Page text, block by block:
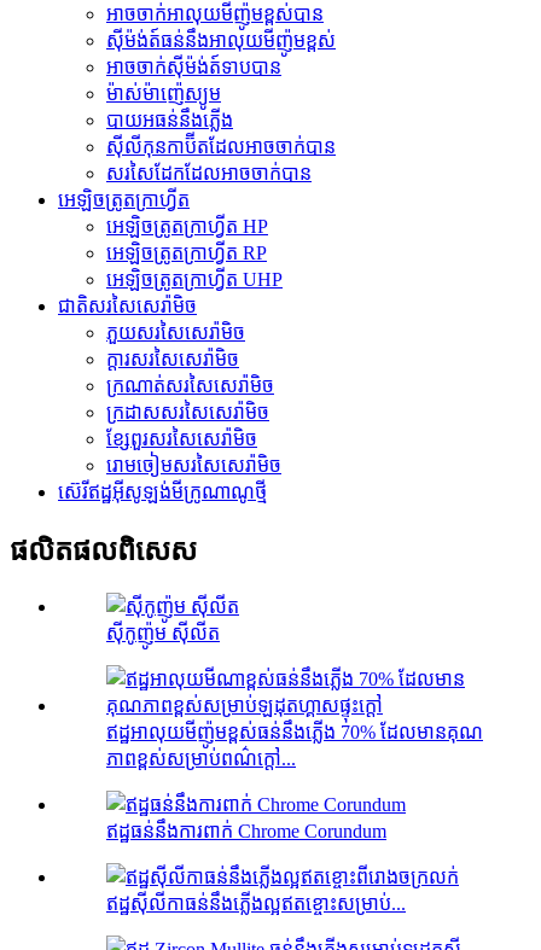
អាច​ចាក់​អាលុយមីញ៉ូម​ខ្ពស់​បាន
ស៊ីម៉ង់ត៍ធន់នឹងអាលុយមីញ៉ូមខ្ពស់
អាចចាក់ស៊ីម៉ង់ត៍ទាបបាន
ម៉ាស់ម៉ាញ៉េស្យូម
បាយអធន់នឹងភ្លើង
ស៊ីលីកុនកាប៊ីតដែលអាចចាក់បាន
សរសៃដែកដែលអាចចាក់បាន
អេឡិចត្រូតក្រាហ្វីត
អេឡិចត្រូតក្រាហ្វីត HP
អេឡិចត្រូតក្រាហ្វីត RP
អេឡិចត្រូតក្រាហ្វីត UHP
ជាតិសរសៃសេរ៉ាមិច
ភួយសរសៃសេរ៉ាមិច
ក្តារសរសៃសេរ៉ាមិច
ក្រណាត់សរសៃសេរ៉ាមិច
ក្រដាសសរសៃសេរ៉ាមិច
ខ្សែពួរសរសៃសេរ៉ាមិច
រោមចៀមសរសៃសេរ៉ាមិច
ស៊េរីឥដ្ឋអ៊ីសូឡង់មីក្រូណាណូថ្មី
ផលិតផល​ពិសេស
ស៊ីកូញ៉ូម ស៊ីលីត
ឥដ្ឋអាលុយមីញ៉ូមខ្ពស់ធន់នឹងភ្លើង 70% ដែលមានគុណ
ភាពខ្ពស់សម្រាប់ពណ៌ក្តៅ...
ឥដ្ឋធន់នឹងការពាក់ Chrome Corundum
ឥដ្ឋស៊ីលីកាធន់នឹងភ្លើងល្អឥតខ្ចោះសម្រាប់...